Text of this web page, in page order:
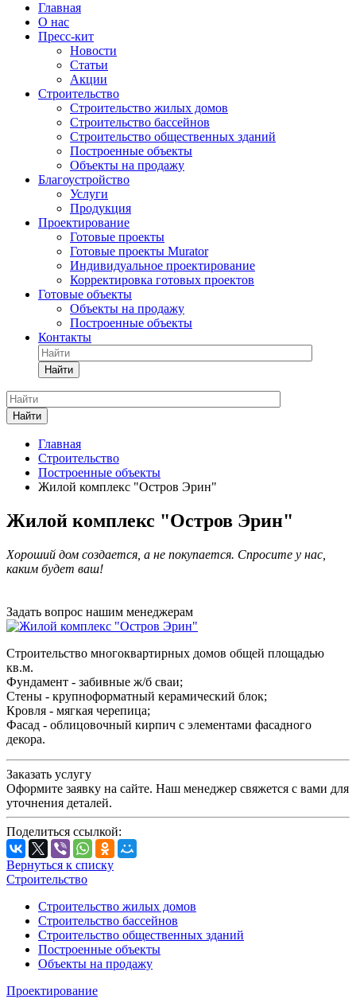
Главная
О нас
Пресс-кит
Новости
Статьи
Акции
Строительство
Строительство жилых домов
Строительство бассейнов
Строительство общественных зданий
Построенные объекты
Объекты на продажу
Благоустройство
Услуги
Продукция
Проектирование
Готовые проекты
Готовые проекты Murator
Индивидуальное проектирование
Корректировка готовых проектов
Готовые объекты
Объекты на продажу
Построенные объекты
Контакты
Найти
Найти
Главная
Строительство
Построенные объекты
Жилой комплекс "Остров Эрин"
Жилой комплекс "Остров Эрин"
Хороший дом создается, а не покупается. Спросите у нас,
каким будет ваш!
Задать вопрос нашим менеджерам
Строительство многоквартирных домов общей площадью
кв.м.
Фундамент - забивные ж/б сваи;
Стены - крупноформатный керамический блок;
Кровля - мягкая черепица;
Фасад - облицовочный кирпич с элементами фасадного
декора.
Заказать услугу
Оформите заявку на сайте. Наш менеджер свяжется с вами для
уточнения деталей.
Поделиться ссылкой:
Вернуться к списку
Строительство
Строительство жилых домов
Строительство бассейнов
Строительство общественных зданий
Построенные объекты
Объекты на продажу
Проектирование